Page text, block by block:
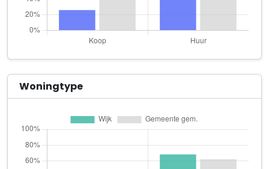
Oude Singel 2
Van Lith Chocolatier
Lange Mare 44 A
Winand Stut Fotografie
Langestraat 53
All Innx
Woningtype